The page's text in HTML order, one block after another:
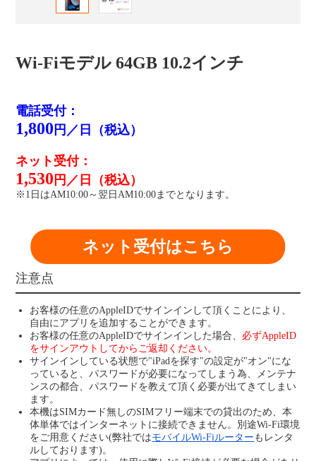
Wi-Fiモデル 64GB 10.2インチ
電話受付：
1,800 円／日（税込）
ネット受付：
1,530 円／日（税込）
※1日はAM10:00～翌日AM10:00までとなります。
ネット受付はこちら
注意点
お客様の任意のAppleIDでサインインして頂くことにより、
自由にアプリを追加することができます。
お客様の任意のAppleIDでサインインした場合、 必ずAppleID
をサインアウトしてからご返却ください。
サインインしている状態で"iPadを探す"の設定が"オン"にな
っていると、パスワードが必要になってしまう為、メンテナ
ンスの都合、パスワードを教えて頂く必要が出てきてしまい
ます。
本機はSIMカード無しのSIMフリー端末での貸出のため、本
体単体ではインターネットに接続できません。別途Wi-Fi環境
をご用意ください(弊社ではモバイルWi-Fiルーター もレンタ
ルしております)。